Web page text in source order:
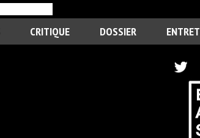
CRITIQUE DOSSIER